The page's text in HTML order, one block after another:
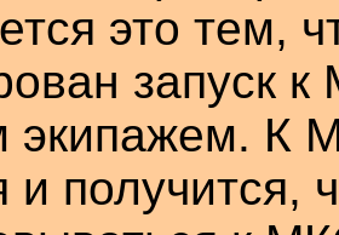
это тем,
запуск
К
и получится,